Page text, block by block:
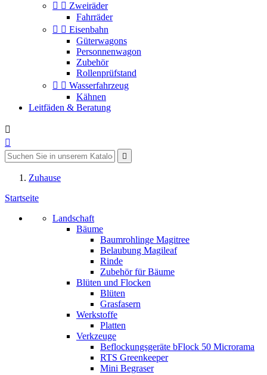
  Zweiräder
Fahrräder
  Eisenbahn
Güterwagons
Personnenwagon
Zubehör
Rollenprüfstand
  Wasserfahrzeug
Kähnen
Leitfäden & Beratung



Zuhause
Startseite
Landschaft
Bäume
Baumrohlinge Magitree
Belaubung Magileaf
Rinde
Zubehör für Bäume
Blüten und Flocken
Blüten
Grasfasern
Werkstoffe
Platten
Verkzeuge
Beflockungsgeräte bFlock 50 Microrama
RTS Greenkeeper
Mini Begraser